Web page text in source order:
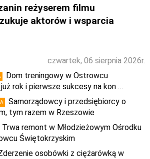
reżyserem filmu
aktorów i wsparcia
czwartek, 06 sierpnia 2026r.
Dom treningowy w Ostrowcu
rok i pierwsze sukcesy na kon …
Samorządowcy i przedsiębiorcy o
tym razem w Rzeszowie
Trwa remont w Młodzieżowym Ośrodku
Świętokrzyskim
osobówki z ciężarówką w